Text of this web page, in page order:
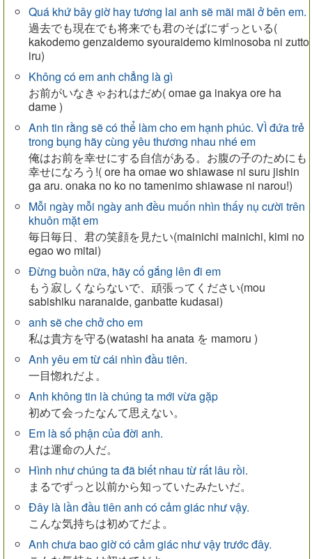
Quá khứ bây giờ hay tương lai anh sẽ mãi mãi ở bên em.
過去でも現在でも将来でも君のそばにずっといる(
kakodemo genzaidemo syouraidemo kiminosoba ni zutto
iru)
Không có em anh chẳng là gì
お前がいなきゃおれはだめ( omae ga inakya ore ha
dame )
Anh tin rằng sẽ có thể làm cho em hạnh phúc. VÌ đứa trẻ
trong bụng hãy cùng yêu thương nhau nhé em
俺はお前を幸せにする自信がある。お腹の子のためにも
幸せになろう!( ore ha omae wo shiawase ni suru jishin
ga aru. onaka no ko no tamenimo shiawase ni narou!)
Mỗi ngày mỗi ngày anh đều muốn nhìn thấy nụ cười trên
khuôn mặt em
毎日毎日、君の笑顔を見たい(mainichi mainichi, kimi no
egao wo mitai)
Đừng buồn nữa, hãy cố gắng lên đi em
もう寂しくならないで、頑張ってください(mou
sabishiku naranaide, ganbatte kudasai)
anh sẽ che chở cho em
私は貴方を守る(watashi ha anata を mamoru )
Anh yêu em từ cái nhìn đầu tiên.
一目惚れだよ。
Anh không tin là chúng ta mới vừa gặp
初めて会ったなんて思えない。
Em là số phận của đời anh.
君は運命の人だ。
Hình như chúng ta đã biết nhau từ rất lâu rồi.
まるでずっと以前から知っていたみたいだ。
Đây là lần đầu tiên anh có cảm giác như vậy.
こんな気持ちは初めてだよ。
Anh chưa bao giờ có cảm giác như vậy trước đây.